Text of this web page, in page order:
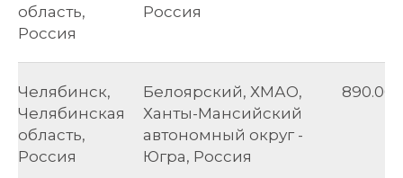
область,
Россия
Россия
Челябинск,
Челябинская
область,
Россия
Белоярский, ХМАО,
Ханты-Мансийский
автономный округ -
Югра, Россия
890.00